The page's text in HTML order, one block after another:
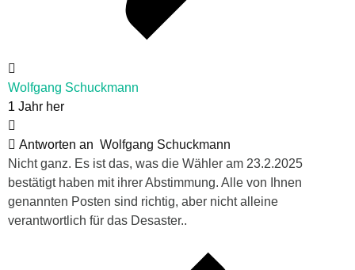
Wolfgang Schuckmann
1 Jahr her
Antworten an Wolfgang Schuckmann
Nicht ganz. Es ist das, was die Wähler am 23.2.2025
bestätigt haben mit ihrer Abstimmung. Alle von Ihnen
genannten Posten sind richtig, aber nicht alleine
verantwortlich für das Desaster..